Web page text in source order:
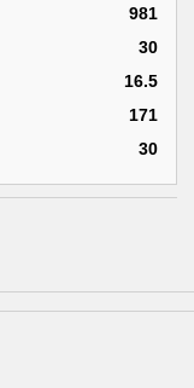
981
30
16.5
171
30